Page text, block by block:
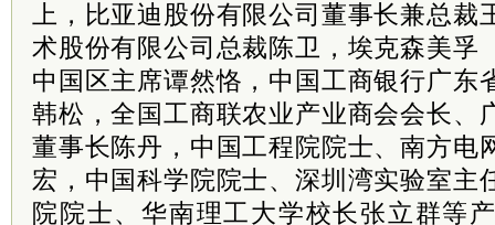
上，比亚迪股份有限公司董事长兼总裁
术股份有限公司总裁陈卫，埃克森美孚
中国区主席谭然恪，中国工商银行广东
韩松，全国工商联农业产业商会会长、
董事长陈丹，中国工程院院士、南方电
宏，中国科学院院士、深圳湾实验室主
院院士、华南理工大学校长张立群等